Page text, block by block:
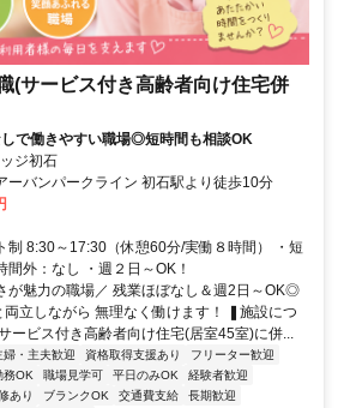
(サービス付き高齢者向け住宅併
で働きやすい職場◎短時間も相談OK
ジ初石
ーバンパークライン 初石駅より徒歩10分
8:30～17:30（休憩60分/実働８時間） ・短
外：なし ・週２日～OK！
が魅力の職場／ 残業ほぼなし＆週2日～OK◎
立しながら 無理なく働けます！ ❚施設につ
ービス付き高齢者向け住宅(居室45室)に併...
婦・主夫歓迎 資格取得支援あり
フリーター歓迎
務OK 職場見学可 平日のみOK
経験者歓迎
あり ブランクOK 交通費支給
長期歓迎